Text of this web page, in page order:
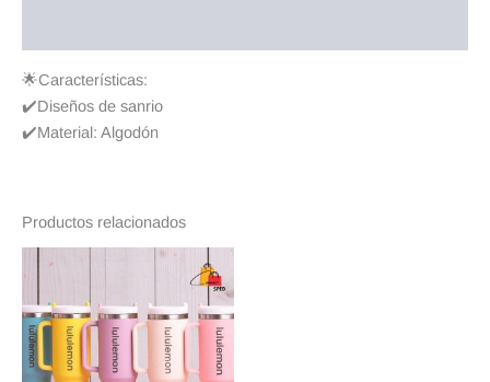
🌟Características:
✔️Diseños de sanrio
✔️Material: Algodón
Productos relacionados